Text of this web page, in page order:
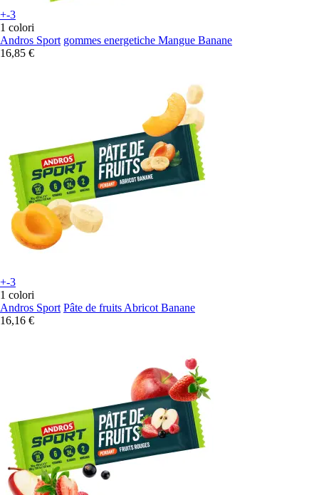
+-3
1 colori
Andros Sport gommes energetiche Mangue Banane
16,85 €
+-3
1 colori
Andros Sport Pâte de fruits Abricot Banane
16,16 €